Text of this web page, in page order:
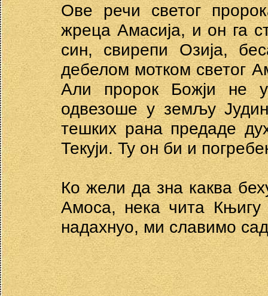
Ове речи светог
жреца Амасија, и он га
син, свирепи Озија,
дебелом мотком светог
Али пророк Божји не
одвезоше у земљу
тешких рана предаде
Текуји. Ту он би и
Ко жели да зна каква
Амоса, нека чита Књигу
надахнуо, ми славимо